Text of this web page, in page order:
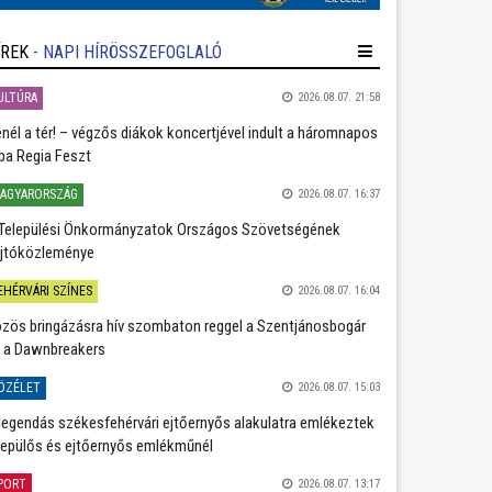
- NAPI HÍRÖSSZEFOGLALÓ
2026.08.07. 21:58
a tér! – végzős diákok koncertjével indult a háromnapos
Regia Feszt
2026.08.07. 16:37
Önkormányzatok Országos Szövetségének
SZÍNES 2026.08.07. 16:04
bringázásra hív szombaton reggel a Szentjánosbogár
Dawnbreakers
2026.08.07. 15:03
székesfehérvári ejtőernyős alakulatra emlékeztek
és ejtőernyős emlékműnél
2026.08.07. 13:17